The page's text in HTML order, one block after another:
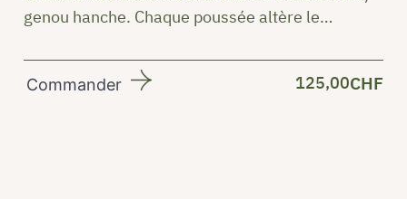
genou hanche. Chaque poussée altère le
(glucosamine ou chondroitine sulfate) pour se
protèger ainsi qu'un terrain non inflammatoire .
Commander 125,00CHF